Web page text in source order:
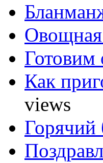
Овощная
Готовим
Как
views
Горячий